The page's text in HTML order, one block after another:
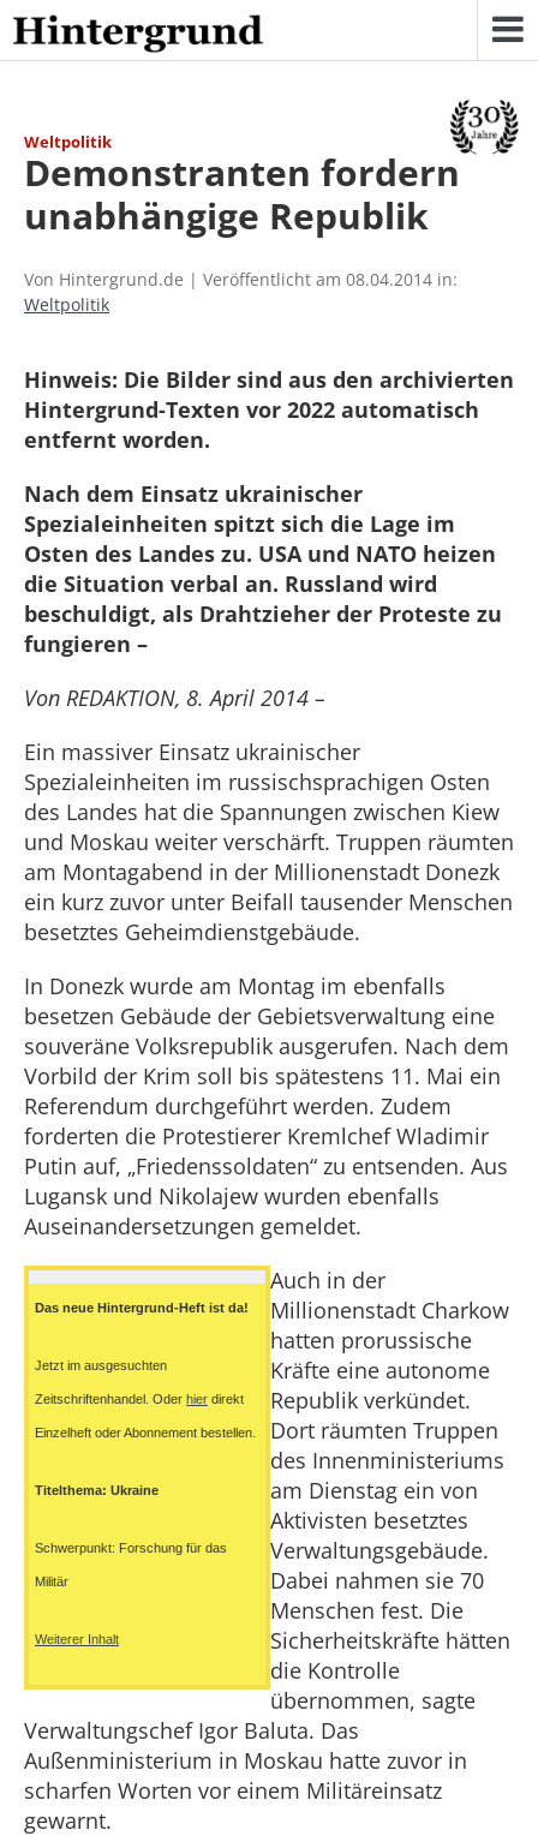
Skip
to
content
Weltpolitik
Demonstranten fordern
unabhängige Republik
Von Hintergrund.de | Veröffentlicht am 08.04.2014 in:
Weltpolitik
Hinweis: Die Bilder sind aus den archivierten
Hintergrund-Texten vor 2022 automatisch
entfernt worden.
Nach dem Einsatz ukrainischer
Spezialeinheiten spitzt sich die Lage im
Osten des Landes zu. USA und NATO heizen
die Situation verbal an. Russland wird
beschuldigt, als Drahtzieher der Proteste zu
fungieren –
Von REDAKTION, 8. April 2014 –
Ein massiver Einsatz ukrainischer
Spezialeinheiten im russischsprachigen Osten
des Landes hat die Spannungen zwischen Kiew
und Moskau weiter verschärft. Truppen räumten
am Montagabend in der Millionenstadt Donezk
ein kurz zuvor unter Beifall tausender Menschen
besetztes Geheimdienstgebäude.
In Donezk wurde am Montag im ebenfalls
besetzen Gebäude der Gebietsverwaltung eine
souveräne Volksrepublik ausgerufen. Nach dem
Vorbild der Krim soll bis spätestens 11. Mai ein
Referendum durchgeführt werden. Zudem
forderten die Protestierer Kremlchef Wladimir
Putin auf, „Friedenssoldaten“ zu entsenden. Aus
Lugansk und Nikolajew wurden ebenfalls
Auseinandersetzungen gemeldet.
Das neue Hintergrund-Heft ist da!
Jetzt im ausgesuchten
Zeitschriftenhandel. Oder hier direkt
Einzelheft oder Abonnement bestellen.
Titelthema: Ukraine
Schwerpunkt: Forschung für das
Militär
Weiterer Inhalt
Auch in der
Millionenstadt Charkow
hatten prorussische
Kräfte eine autonome
Republik verkündet.
Dort räumten Truppen
des Innenministeriums
am Dienstag ein von
Aktivisten besetztes
Verwaltungsgebäude.
Dabei nahmen sie 70
Menschen fest. Die
Sicherheitskräfte hätten
die Kontrolle
übernommen, sagte
Verwaltungschef Igor Baluta. Das
Außenministerium in Moskau hatte zuvor in
scharfen Worten vor einem Militäreinsatz
gewarnt.